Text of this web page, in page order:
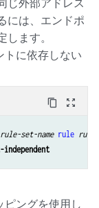
には、エンドポ
ます。
トに依存しない
content_copy zoom_out_map
rule-set-name rule rule-
ピングを使用し